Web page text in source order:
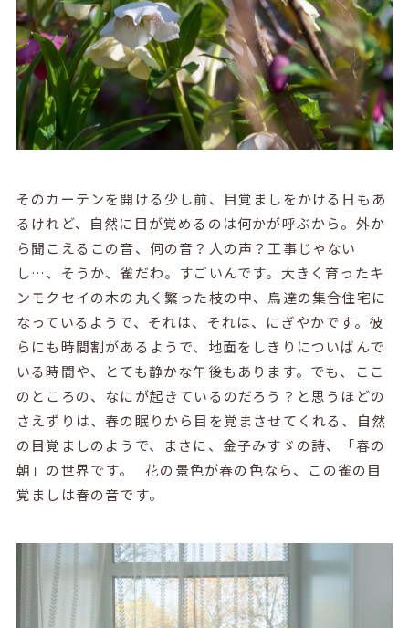
そのカーテンを開ける少し前、目覚ましをかける日もあ
るけれど、自然に目が覚めるのは何かが呼ぶから。外か
ら聞こえるこの音、何の音？人の声？工事じゃない
し…、そうか、雀だわ。すごいんです。大きく育ったキ
ンモクセイの木の丸く繁った枝の中、鳥達の集合住宅に
なっているようで、それは、それは、にぎやかです。彼
らにも時間割があるようで、地面をしきりについばんで
いる時間や、とても静かな午後もあります。でも、ここ
のところの、なにが起きているのだろう？と思うほどの
さえずりは、春の眠りから目を覚まさせてくれる、自然
の目覚ましのようで、まさに、金子みすゞの詩、「春の
朝」の世界です。 花の景色が春の色なら、この雀の目
覚ましは春の音です。